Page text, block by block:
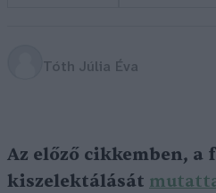
Tóth Júlia Éva
Az előző cikkemben, a
kiszelektálását